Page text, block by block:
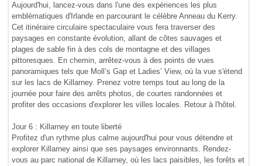
Aujourd'hui, lancez-vous dans l'une des expériences les plus
emblématiques d'Irlande en parcourant le célèbre Anneau du Kerry.
Cet itinéraire circulaire spectaculaire vous fera traverser des
paysages en constante évolution, allant de côtes sauvages et
plages de sable fin à des cols de montagne et des villages
pittoresques. En chemin, arrêtez-vous à des points de vues
panoramiques tels que Moll’s Gap et Ladies’ View, où la vue s'étend
sur les lacs de Killarney. Prenez votre temps tout au long de la
journée pour faire des arrêts photos, de courtes randonnées et
profiter des occasions d'explorer les villes locales. Retour à l'hôtel.
Jour 6 : Killarney en toute liberté
Profitez d'un rythme plus calme aujourd'hui pour vous détendre et
explorer Killarney ainsi que ses paysages environnants. Rendez-
vous au parc national de Killarney, où les lacs paisibles, les forêts et